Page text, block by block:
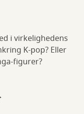
i virkelighedens
K-pop? Eller
figurer?